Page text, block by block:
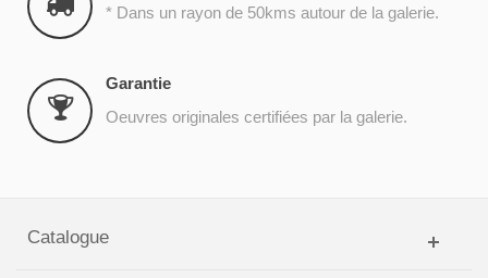
* Dans un rayon de 50kms autour de la galerie.
Garantie
Oeuvres originales certifiées par la galerie.
Catalogue